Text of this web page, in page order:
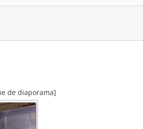
de diaporama]